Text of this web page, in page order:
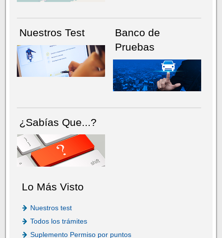
Nuestros Test
Banco de
Pruebas
¿Sabías Que...?
Lo Más Visto
Nuestros test
Todos los trámites
Suplemento Permiso por puntos